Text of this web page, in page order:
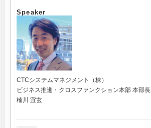
Speaker
CTCシステムマネジメント（株）
ビジネス推進・クロスファンクション本部 本部長
楠川 宜玄